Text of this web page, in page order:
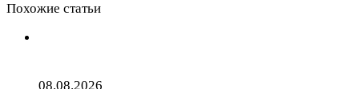
Похожие статьи
08.08.2026